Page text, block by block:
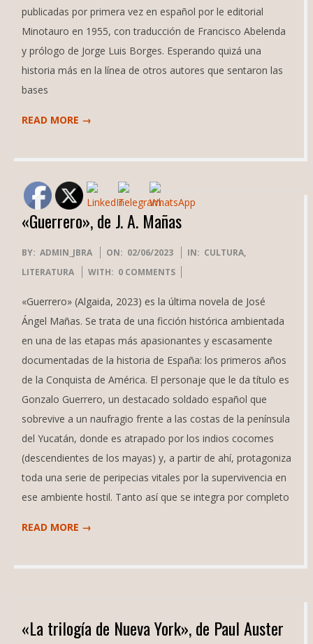
publicadas por primera vez en español por le editorial
Minotauro en 1955, con traducción de Francisco Abelenda
y prólogo de Jorge Luis Borges. Esperando quizá una
historia más en la línea de otros autores que sentaron las
bases
READ MORE →
«Guerrero», de J. A. Mañas
2023-
06-
BY: ADMIN_JBRA ON: 02/06/2023 IN: CULTURA,
LITERATURA
WITH: 0 COMMENTS
«Guerrero» (Algaida, 2023) es la última novela de José
Ángel Mañas. Se trata de una ficción histórica ambientada
en una de las etapas más apasionantes y escasamente
documentadas de la historia de España: los primeros años
de la Conquista de América. El personaje que le da título es
Gonzalo Guerrero, un destacado soldado español que
sobrevive a un naufragio frente a las costas de la península
del Yucatán, donde es atrapado por los indios cocomes
(descendientes de los mayas) y, a partir de ahí, protagoniza
toda una serie de peripecias vitales por la supervivencia en
ese ambiente hostil. Tanto así que se integra por completo
READ MORE →
«La trilogía de Nueva York», de Paul Auster